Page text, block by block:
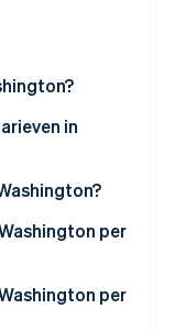
in
in 2026
per
per